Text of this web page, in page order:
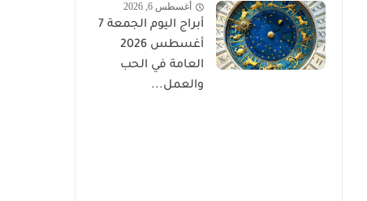
أغسطس 6, 2026
أبراج اليوم الجمعة 7
أغسطس 2026
العامة في الحب
والعمل...